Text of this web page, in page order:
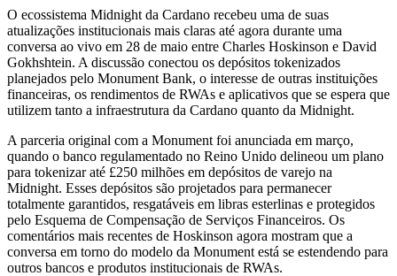
O ecossistema Midnight da Cardano recebeu uma de suas
atualizações institucionais mais claras até agora durante uma
conversa ao vivo em 28 de maio entre Charles Hoskinson e David
Gokhshtein. A discussão conectou os depósitos tokenizados
planejados pelo Monument Bank, o interesse de outras instituições
financeiras, os rendimentos de RWAs e aplicativos que se espera que
utilizem tanto a infraestrutura da Cardano quanto da Midnight.
A parceria original com a Monument foi anunciada em março,
quando o banco regulamentado no Reino Unido delineou um plano
para tokenizar até £250 milhões em depósitos de varejo na
Midnight. Esses depósitos são projetados para permanecer
totalmente garantidos, resgatáveis em libras esterlinas e protegidos
pelo Esquema de Compensação de Serviços Financeiros. Os
comentários mais recentes de Hoskinson agora mostram que a
conversa em torno do modelo da Monument está se estendendo para
outros bancos e produtos institucionais de RWAs.